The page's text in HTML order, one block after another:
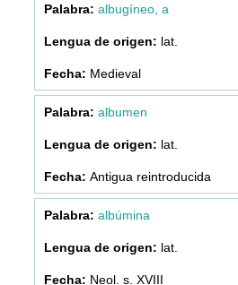
albugíneo, a
lat.
Medieval
albumen
lat.
Antigua reintroducida
albúmina
lat.
Neol. s. XVIII